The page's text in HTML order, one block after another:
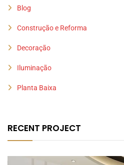
Blog
Construção e Reforma
Decoração
Iluminação
Planta Baixa
RECENT PROJECT